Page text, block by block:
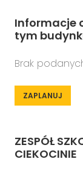
Informacje
tym
Brak
ZAPLANUJ
ZESPÓŁ
CIEKOCINIE